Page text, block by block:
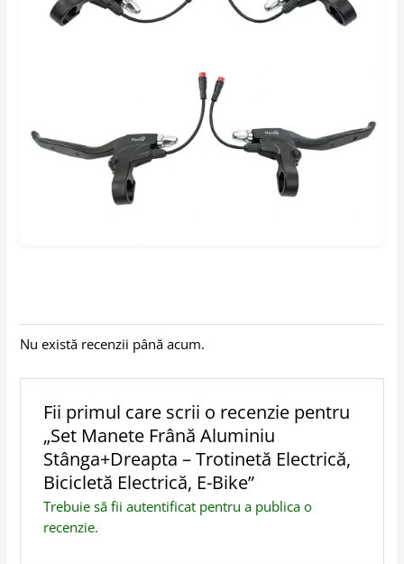
Nu există recenzii până acum.
Fii primul care scrii o recenzie pentru
„Set Manete Frână Aluminiu
Stânga+Dreapta – Trotinetă Electrică,
Bicicletă Electrică, E-Bike”
Trebuie să fii autentificatpentru a publica o
recenzie.